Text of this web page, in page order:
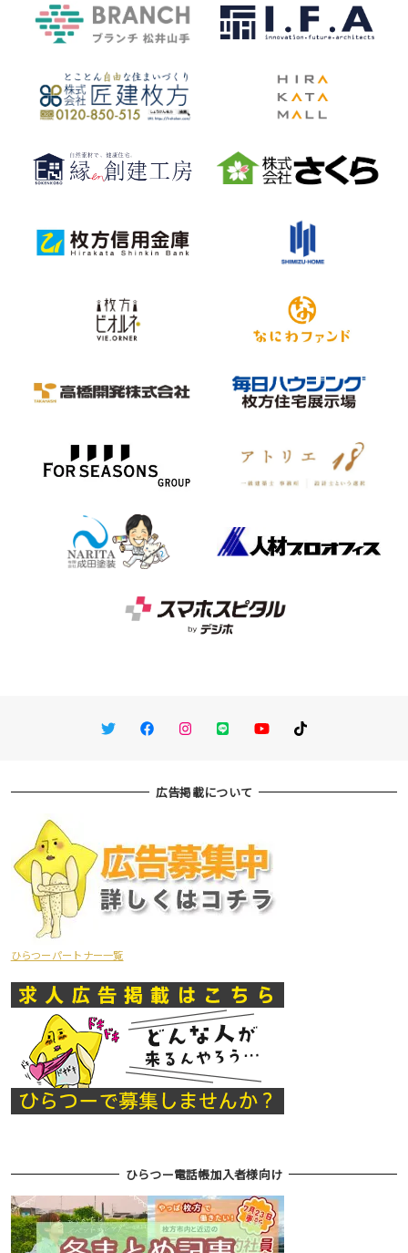
TwitterFacebookInstagram
LINE You TubeTikTok
広告掲載について
ひらつーパートナー一覧
ひらつー電話帳加入者様向け